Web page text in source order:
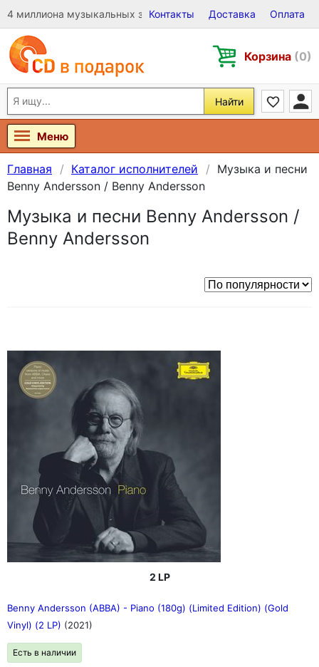
4 миллиона музыкальных записей на Виниле, CD и DVD
Контакты Доставка Оплата
Корзина (0)
Найти
Меню
Главная Каталог исполнителей
Музыка и песни
Benny Andersson / Benny Andersson
Музыка и песни Benny Andersson /
Benny Andersson
2 LP
Benny Andersson (ABBA) - Piano (180g) (Limited Edition) (Gold
Vinyl) (2 LP) (2021)
Есть в наличии